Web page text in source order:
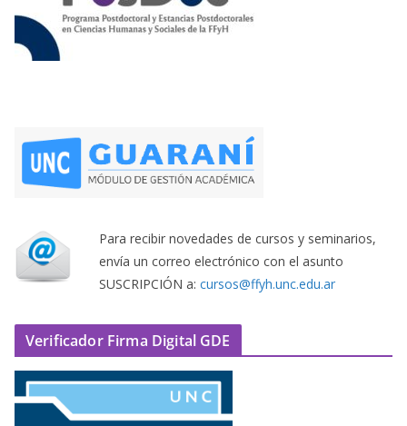
Para recibir novedades de cursos y seminarios,
envía un correo electrónico con el asunto
SUSCRIPCIÓN a: cursos@ffyh.unc.edu.ar
Verificador Firma Digital GDE